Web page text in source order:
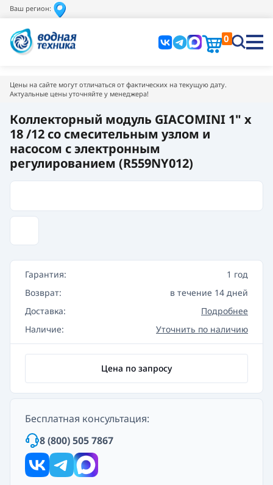
Ваш регион:
0
Цены на сайте могут отличаться от фактических на текущую дату.
Актуальные цены уточняйте у менеджера!
Коллекторный модуль GIACOMINI 1" x
18 /12 со смесительным узлом и
насосом с электронным
регулированием (R559NY012)
Гарантия:
1 год
Возврат:
в течение 14 дней
Доставка:
Подробнее
Наличие:
Уточнить по наличию
Цена по запросу
Бесплатная консультация:
8 (800) 505 7867